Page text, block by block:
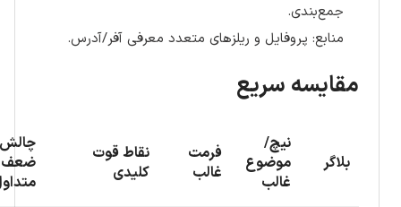
جمع‌بندی.
منابع: پروفایل و ریلزهای متعدد معرفی آفر/آدرس.
مقایسه سریع
بلاگر
نیچ/
موضوع
غالب
فرمت
غالب
نقاط قوت
کلیدی
ضعف